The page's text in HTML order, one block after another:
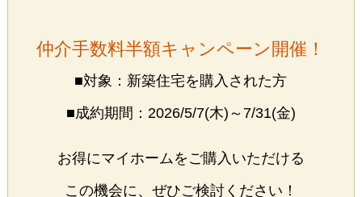
仲介手数料半額キャンペーン開催！
■対象：新築住宅を購入された方
■成約期間：2026/5/7(木)～7/31(金)
お得にマイホームをご購入いただける
この機会に、ぜひご検討ください！